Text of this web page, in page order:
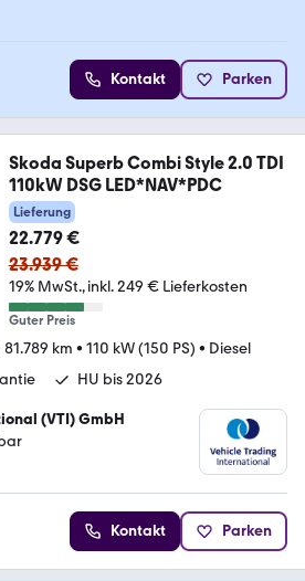
Kontakt Parken
Skoda Superb Combi Style 2.0 TDI
110kW DSG LED*NAV*PDC
Lieferung
22.779 €
23.939 €
19% MwSt. inkl. 249 € Lieferkosten
Guter Preis
81.789 km • 110 kW (150 PS) • Diesel
HU bis 2026
(VTI) GmbH
Kontakt Parken